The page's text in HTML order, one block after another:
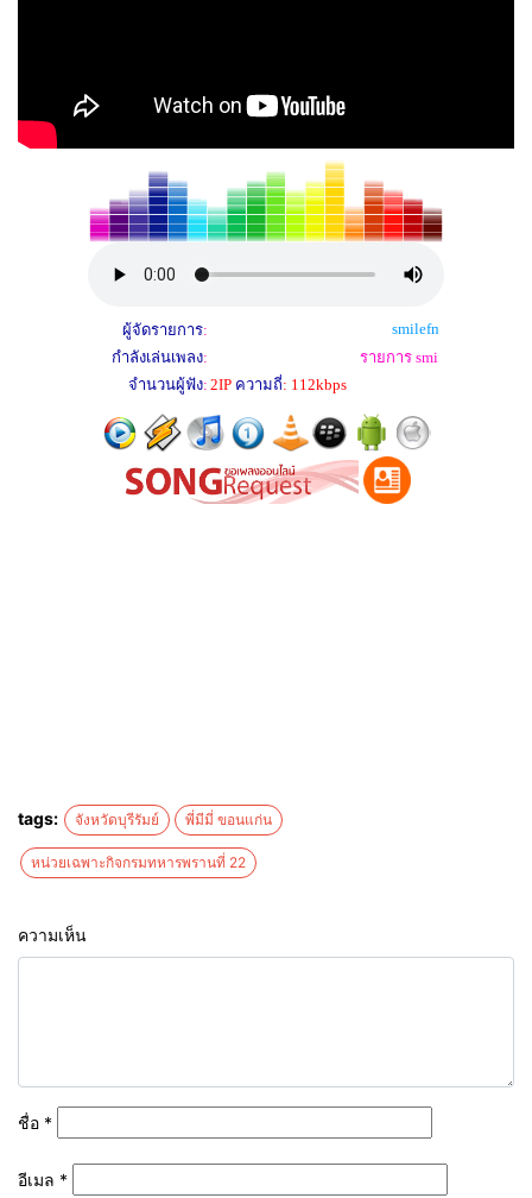
tags: จังหวัดบุรีรัมย์ พี่มีมี่ ขอนแก่น
หน่วยเฉพาะกิจกรมทหารพรานที่ 22
ความเห็น
ชื่อ *
อีเมล *